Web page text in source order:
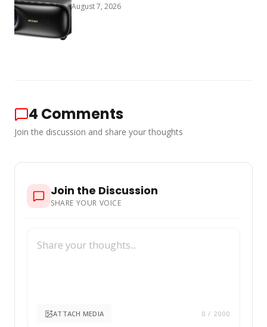
August 7, 2026
4 Comments
Join the discussion and share your thoughts
Join the Discussion
SHARE YOUR VOICE
ATTACH MEDIA 0 / 2000